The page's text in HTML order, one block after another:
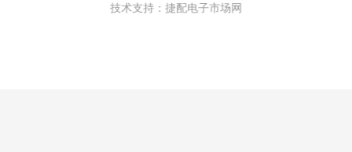
技术支持：捷配电子市场网